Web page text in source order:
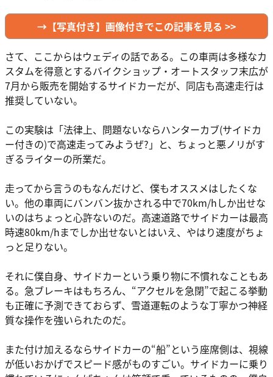
→【写真付き】画像付きでこの記事を見る >>
さて、ここからはウェディの話である。この車両は多様なカ
スタムを得意とするバイクショップ・オートスタッフ末広が
7月から販売を開始するサイドカーだが、同店も高速走行は
推奨していない。
この実験は「法律上、問題ないならハンターカブ(サイドカ
ー付きの)で高速走ってみようぜ?」と、ちょっと悪ノリがす
ぎるライターの所業だ。
走ってから言うのもなんだけど、僕もオススメはしたくな
い。他の車両にバンバン抜かされる中で70km/hしか出せな
いのはちょっと心許ないのだ。高速道路でサイドカーは最高
時速80km/hまでしか出せないとはいえ、やはり速度がちょ
っと足りない。
それに僕自身、サイドカーという乗り物に不慣れなこともあ
る。急ブレーキはもちろん、“アクセルを急閉”で起こる挙動
も正確に予測できておらず、雪道運転のような丁寧かつ神経
質な操作を強いられたのだ。
また付け加えるならサイドカーの“船”という座席側は、視線
が低いおかげでスピード感がものすごい。サイドカーに乗り